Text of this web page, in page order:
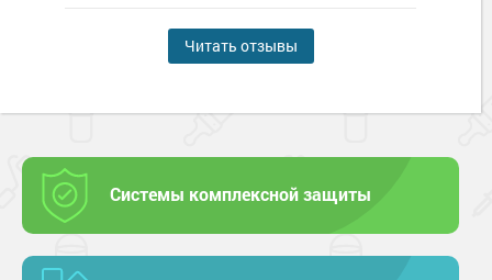
Читать отзывы
Системы комплексной защиты